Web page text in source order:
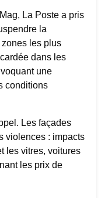
La Poste a pris
la
les plus
dans les
une
conditions
Les façades
violences : impacts
les vitres, voitures
les prix de